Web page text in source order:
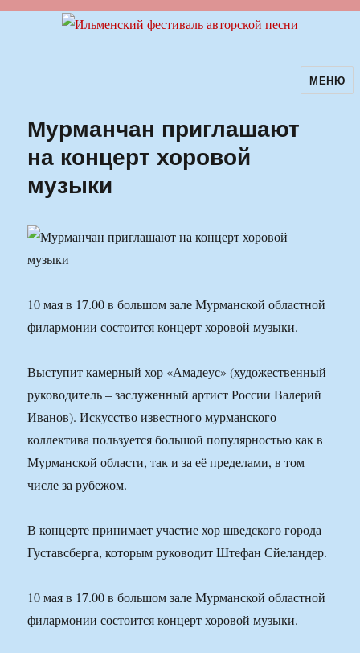
Ильменский фестиваль авторскойМЕНЮ
Мурманчан приглашают
на концерт хоровой
музыки
10 мая в 17.00 в большом зале Мурманской областной
филармонии состоится концерт хоровой музыки.
Выступит камерный хор «Амадеус» (художественный
руководитель – заслуженный артист России Валерий
Иванов). Искусство известного мурманского
коллектива пользуется большой популярностью как в
Мурманской области, так и за её пределами, в том
числе за рубежом.
В концерте принимает участие хор шведского города
Густавсберга, которым руководит Штефан Сйеландер.
10 мая в 17.00 в большом зале Мурманской областной
филармонии состоится концерт хоровой музыки.